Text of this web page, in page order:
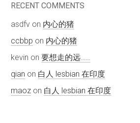
RECENT COMMENTS
asdfvon 内心的猪
ccbbp on 内心的猪
kevin on 要想走的远……
qian on 白人 lesbian 在印度
maozon 白人 lesbian 在印度